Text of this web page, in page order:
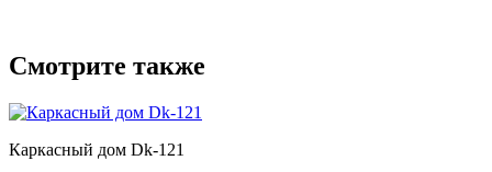
Смотрите также
Каркасный дом Dk-121